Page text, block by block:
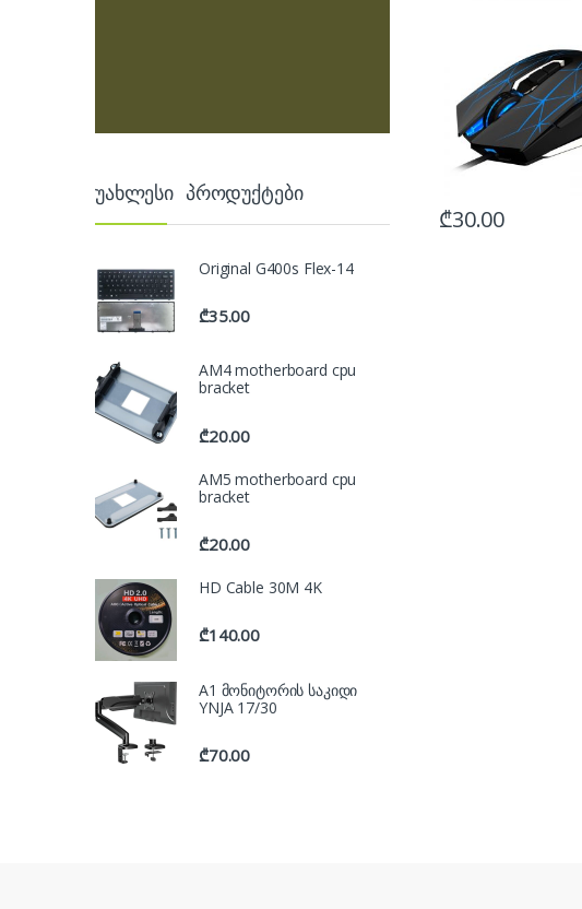
₾30.00
უახლესი პროდუქტები
Original G400s Flex-14
₾35.00
AM4 motherboard cpu
bracket
₾20.00
AM5 motherboard cpu
bracket
₾20.00
HD Cable 30M 4K
₾140.00
A1 მონიტორის საკიდი
YNJA 17/30
₾70.00